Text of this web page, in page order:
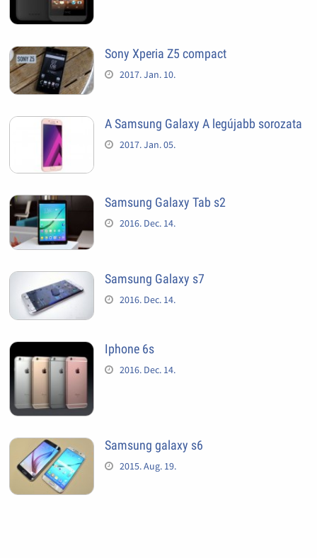
Sony Xperia Z5 compact
2017. Jan. 10.
A Samsung Galaxy A legújabb sorozata
2017. Jan. 05.
Samsung Galaxy Tab s2
2016. Dec. 14.
Samsung Galaxy s7
2016. Dec. 14.
Iphone 6s
2016. Dec. 14.
Samsung galaxy s6
2015. Aug. 19.